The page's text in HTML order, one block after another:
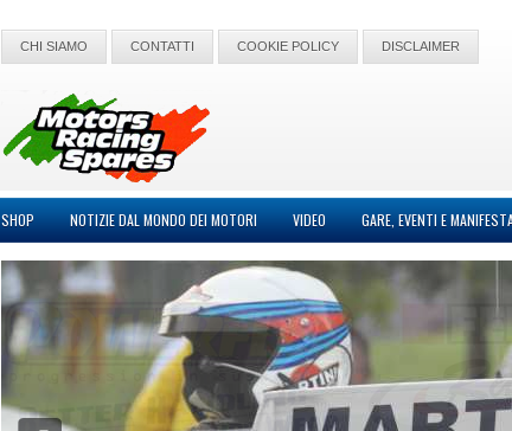
CHI SIAMO CONTATTI COOKIE POLICY DISCLAIMER
SHOP NOTIZIE DAL MONDO DEI MOTORI VIDEO GARE, EVENTI E